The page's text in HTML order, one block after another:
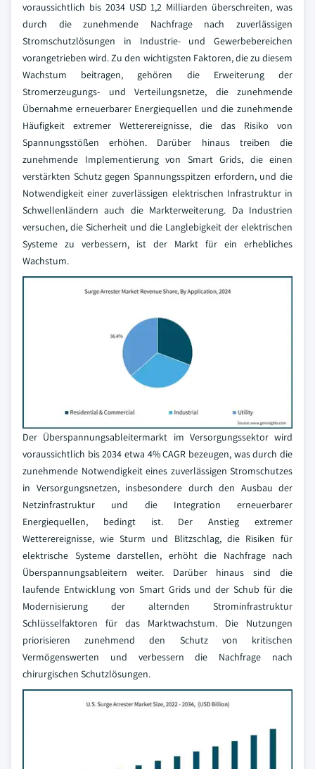
voraussichtlich bis 2034 USD 1,2 Milliarden überschreiten, was
durch die zunehmende Nachfrage nach zuverlässigen
Stromschutzlösungen in Industrie- und Gewerbebereichen
vorangetrieben wird. Zu den wichtigsten Faktoren, die zu diesem
Wachstum beitragen, gehören die Erweiterung der
Stromerzeugungs- und Verteilungsnetze, die zunehmende
Übernahme erneuerbarer Energiequellen und die zunehmende
Häufigkeit extremer Wetterereignisse, die das Risiko von
Spannungsstößen erhöhen. Darüber hinaus treiben die
zunehmende Implementierung von Smart Grids, die einen
verstärkten Schutz gegen Spannungsspitzen erfordern, und die
Notwendigkeit einer zuverlässigen elektrischen Infrastruktur in
Schwellenländern auch die Markterweiterung. Da Industrien
versuchen, die Sicherheit und die Langlebigkeit der elektrischen
Systeme zu verbessern, ist der Markt für ein erhebliches
Wachstum.
Der Überspannungsableitermarkt im Versorgungssektor wird
voraussichtlich bis 2034 etwa 4% CAGR bezeugen, was durch die
zunehmende Notwendigkeit eines zuverlässigen Stromschutzes
in Versorgungsnetzen, insbesondere durch den Ausbau der
Netzinfrastruktur und die Integration erneuerbarer
Energiequellen, bedingt ist. Der Anstieg extremer
Wetterereignisse, wie Sturm und Blitzschlag, die Risiken für
elektrische Systeme darstellen, erhöht die Nachfrage nach
Überspannungsableitern weiter. Darüber hinaus sind die
laufende Entwicklung von Smart Grids und der Schub für die
Modernisierung der alternden Strominfrastruktur
Schlüsselfaktoren für das Marktwachstum. Die Nutzungen
priorisieren zunehmend den Schutz von kritischen
Vermögenswerten und verbessern die Nachfrage nach
chirurgischen Schutzlösungen.